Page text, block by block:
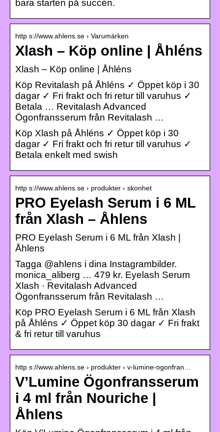
bara starten på succén.
http s://www.ahlens.se › Varumärken
Xlash – Köp online | Åhléns
Xlash – Köp online | Åhléns
Köp Revitalash på Åhléns ✓ Öppet köp i 30
dagar ✓ Fri frakt och fri retur till varuhus ✓
Betala … Revitalash Advanced
Ögonfransserum från Revitalash …
Köp Xlash på Åhléns ✓ Öppet köp i 30
dagar ✓ Fri frakt och fri retur till varuhus ✓
Betala enkelt med swish
http s://www.ahlens.se › produkter › skonhet
PRO Eyelash Serum i 6 ML
från Xlash – Åhlens
PRO Eyelash Serum i 6 ML från Xlash |
Åhlens
Tagga @ahlens i dina Instagrambilder.
monica_aliberg … 479 kr. Eyelash Serum
Xlash · Revitalash Advanced
Ögonfransserum från Revitalash …
Köp PRO Eyelash Serum i 6 ML från Xlash
på Åhléns ✓ Öppet köp 30 dagar ✓ Fri frakt
& fri retur till varuhus
http s://www.ahlens.se › produkter › v-lumine-ogonfran…
V’Lumine Ögonfransserum
i 4 ml från Nouriche |
Åhlens